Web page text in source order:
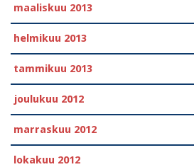
maaliskuu 2013
helmikuu 2013
tammikuu 2013
joulukuu 2012
marraskuu 2012
lokakuu 2012